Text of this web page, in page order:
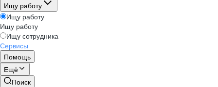
Ищу работу
Ищу работу
Ищу работу
Ищу сотрудника
Сервисы
Помощь
Ещё
Поиск